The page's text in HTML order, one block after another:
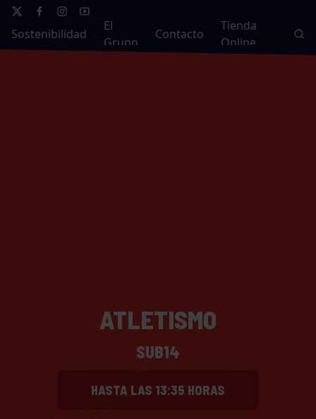
Sostenibilidad
El
Grupo
Contacto
Tienda
Online
ATLETISMO
SUB14
HASTA LAS 13:35 HORAS